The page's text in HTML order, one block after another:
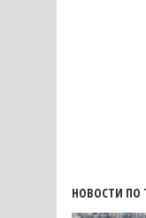
НОВОСТИ ПО